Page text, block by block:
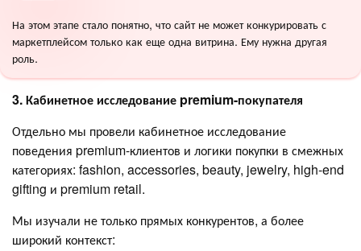
На этом этапе стало понятно, что сайт не может конкурировать с
маркетплейсом только как еще одна витрина. Ему нужна другая
роль.
3. Кабинетное исследование premium-покупателя
Отдельно мы провели кабинетное исследование
поведения premium-клиентов и логики покупки в смежных
категориях: fashion, accessories, beauty, jewelry, high-end
gifting и premium retail.
Мы изучали не только прямых конкурентов, а более
широкий контекст: